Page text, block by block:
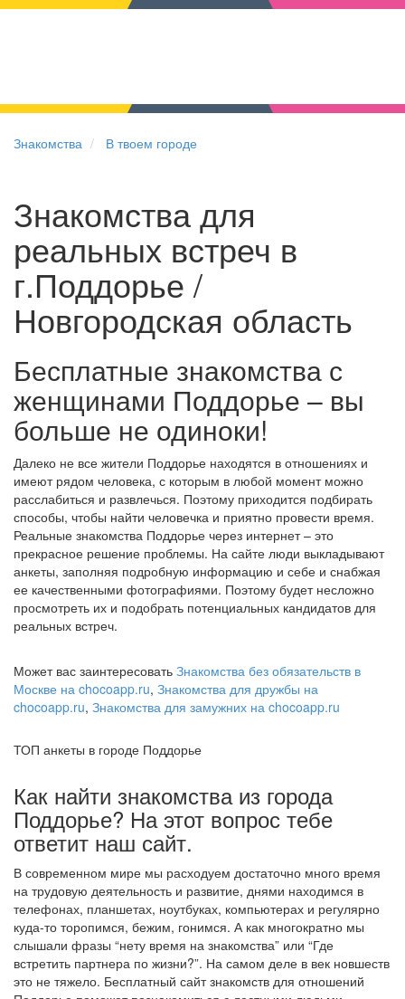
Знакомства В твоем городе
Знакомства для
реальных встреч в
г.Поддорье /
Новгородская область
Бесплатные знакомства с
женщинами Поддорье – вы
больше не одиноки!
Далеко не все жители Поддорье находятся в отношениях и
имеют рядом человека, с которым в любой момент можно
расслабиться и развлечься. Поэтому приходится подбирать
способы, чтобы найти человечка и приятно провести время.
Реальные знакомства Поддорье через интернет – это
прекрасное решение проблемы. На сайте люди выкладывают
анкеты, заполняя подробную информацию и себе и снабжая
ее качественными фотографиями. Поэтому будет несложно
просмотреть их и подобрать потенциальных кандидатов для
реальных встреч.
Может вас заинтересовать Знакомства без обязательств в
Москве на chocoapp.ru, Знакомства для дружбы на
chocoapp.ru, Знакомства для замужних на chocoapp.ru
ТОП анкеты в городе Поддорье
Как найти знакомства из города
Поддорье? На этот вопрос тебе
ответит наш сайт.
В современном мире мы расходуем достаточно много время
на трудовую деятельность и развитие, днями находимся в
телефонах, планшетах, ноутбуках, компьютерах и регулярно
куда-то торопимся, бежим, гонимся. А как многократно мы
слышали фразы “нету время на знакомства” или “Где
встретить партнера по жизни?”. На самом деле в век новшеств
это не тяжело. Бесплатный сайт знакомств для отношений